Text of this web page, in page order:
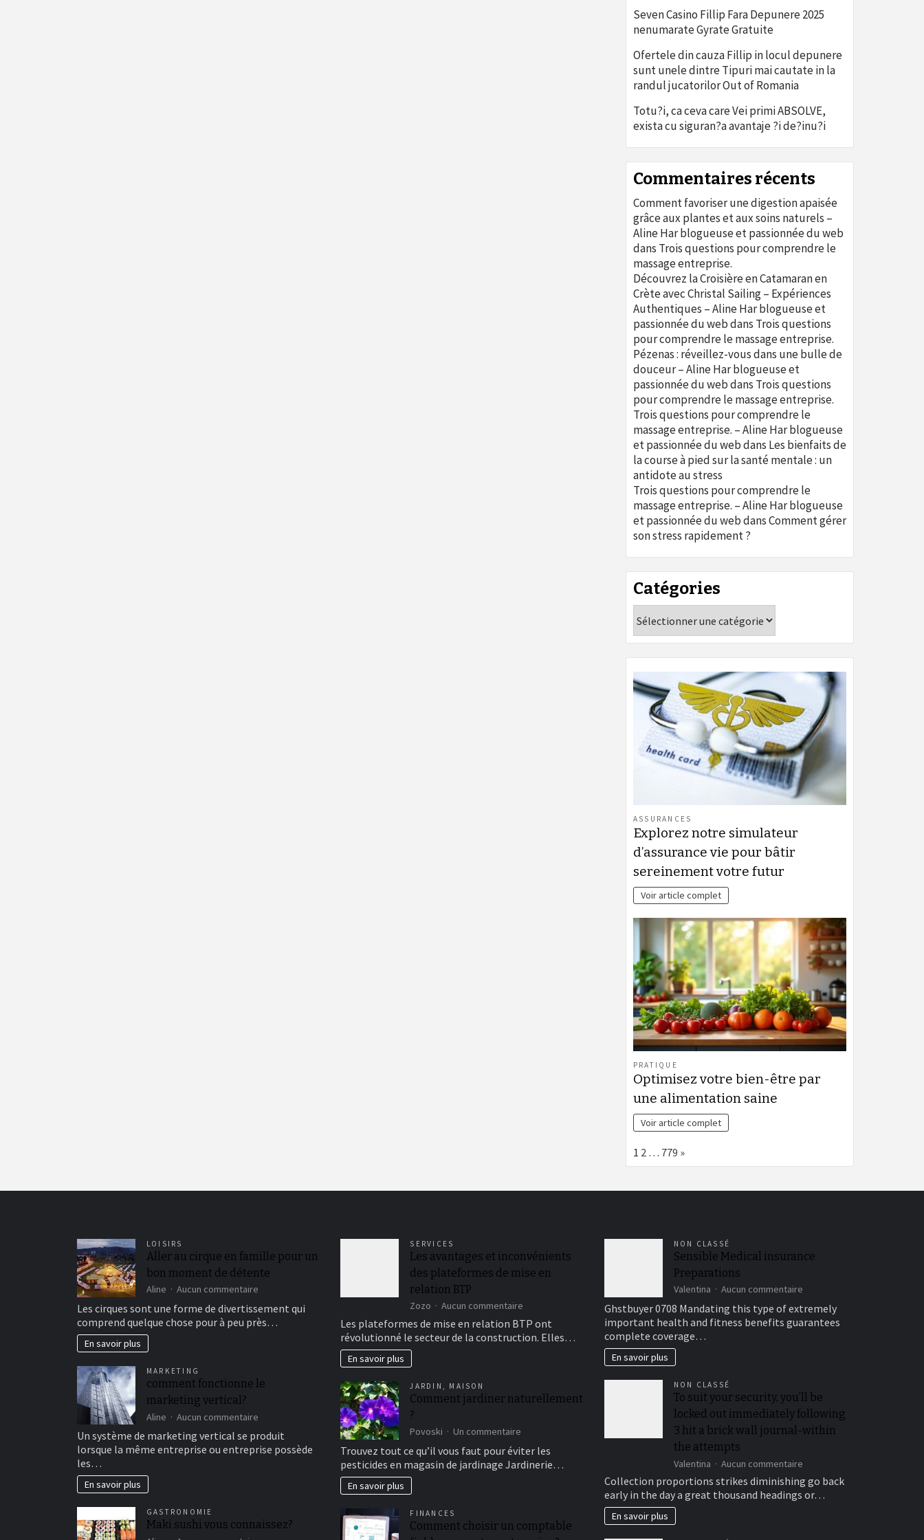
Seven Casino Fillip Fara Depunere 2025
nenumarate Gyrate Gratuite
Ofertele din cauza Fillip in locul depunere
sunt unele dintre Tipuri mai cautate in la
randul jucatorilor Out of Romania
Totu?i, ca ceva care Vei primi ABSOLVE,
exista cu siguran?a avantaje ?i de?inu?i
Commentaires récents
Comment favoriser une digestion apaisée
grâce aux plantes et aux soins naturels –
Aline Har blogueuse et passionnée du web
dans Trois questions pour comprendre le
massage entreprise.
Découvrez la Croisière en Catamaran en
Crète avec Christal Sailing – Expériences
Authentiques – Aline Har blogueuse et
passionnée du webdans Trois questions
pour comprendre le massage entreprise.
Pézenas : réveillez-vous dans une bulle de
douceur – Aline Har blogueuse et
passionnée du webdans Trois questions
pour comprendre le massage entreprise.
Trois questions pour comprendre le
massage entreprise. – Aline Har blogueuse
et passionnée du webdans Les bienfaits de
la course à pied sur la santé mentale : un
antidote au stress
Trois questions pour comprendre le
massage entreprise. – Aline Har blogueuse
et passionnée du webdansComment gérer
son stress rapidement ?
Catégories
ASSURANCES
Explorez notre simulateur
d’assurance vie pour bâtir
sereinement votre futur
Voir article complet
PRATIQUE
Optimisez votre bien-être par
une alimentation saine
Voir article complet
Page:
1 2 … 779 Next
»
LOISIRS
Aller au cirque en famille pour un
bon moment de détente
Aline Aucun commentaire
au
cirque
bon
Les cirques sont une forme de divertissement qui
comprend quelque chose pour à peu près…
En savoir plus
MARKETING
comment fonctionne le
marketing vertical?
Aline Aucun commentaire
fonctionne
le
Un système de marketing vertical se produit
lorsque la même entreprise ou entreprise possède
les…
En savoir plus
GASTRONOMIE
Maki sushi vous connaissez?
SERVICES
Les avantages et inconvénients
des plateformes de mise en
relation BTP
Zozo Aucun commentaire
Les
avantages
et
mise
Les plateformes de mise en relation BTP ont
révolutionné le secteur de la construction. Elles…
En savoir plus
JARDIN MAISON
Comment jardiner naturellement
?
Povoski Un commentaire
jardiner
naturellement
Trouvez tout ce qu’il vous faut pour éviter les
pesticides en magasin de jardinage Jardinerie…
En savoir plus
FINANCES
Comment choisir un comptable
NON CLASSÉ
Sensible Medical insurance
Preparations
Valentina Aucun commentairesur
Medical
insurance
Ghstbuyer 0708 Mandating this type of extremely
important health and fitness benefits guarantees
complete coverage…
En savoir plus
NON CLASSÉ
To suit your security, you’ll be
locked out immediately following
3 hit a brick wall journal-within
the attempts
Valentina Aucun commentairesur
suit
your
Collection proportions strikes diminishing go back
early in the day a great thousand headings or…
En savoir plus